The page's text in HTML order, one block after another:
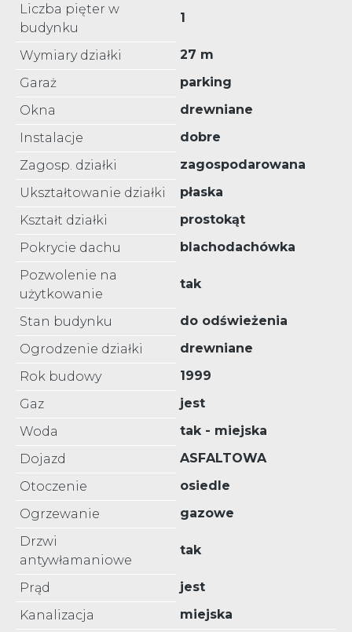
Liczba pięter w
budynku
1
Wymiary działki
27 m
Garaż
parking
Okna
drewniane
Instalacje
dobre
Zagosp. działki
zagospodarowana
Ukształtowanie działki
płaska
Kształt działki
prostokąt
Pokrycie dachu
blachodachówka
Pozwolenie na
użytkowanie
tak
Stan budynku
do odświeżenia
Ogrodzenie działki
drewniane
Rok budowy
1999
Gaz
jest
Woda
tak - miejska
Dojazd
ASFALTOWA
Otoczenie
osiedle
Ogrzewanie
gazowe
Drzwi
antywłamaniowe
tak
Prąd
jest
Kanalizacja
miejska